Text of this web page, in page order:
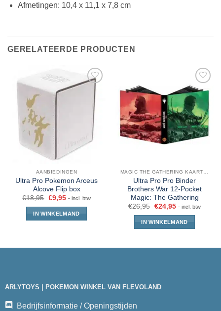
Afmetingen: 10,4 x 11,1 x 7,8 cm
GERELATEERDE PRODUCTEN
AANBIEDINGEN
Ultra Pro Pokemon Arceus
Alcove Flip box
€18,95 €9,95 - incl. btw
IN WINKELMAND
Ultra Pro Pro Binder
Brothers War 12-Pocket
Magic: The Gathering
€26,95 €24,95 - incl. btw
IN WINKELMAND
ARLYTOYS | POKEMON WINKEL VAN FLEVOLAND
Bedrijfsinformatie / Openingstijden